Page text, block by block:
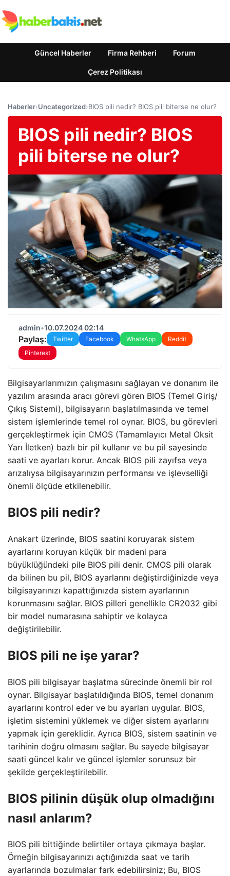
Güncel Haberler Firma Rehberi Forum
Çerez Politikası
Haberler›Uncategorized›BIOS pili nedir? BIOS pili biterse ne olur?
BIOS pili nedir? BIOS
pili biterse ne olur?
admin•10.07.2024 02:14
Paylaş: Twitter Facebook WhatsApp
Reddit
Pinterest
Bilgisayarlarımızın çalışmasını sağlayan ve donanım ile
yazılım arasında aracı görevi gören BIOS (Temel Giriş/
Çıkış Sistemi), bilgisayarın başlatılmasında ve temel
sistem işlemlerinde temel rol oynar. BIOS, bu görevleri
gerçekleştirmek için CMOS (Tamamlayıcı Metal Oksit
Yarı İletken) bazlı bir pil kullanır ve bu pil sayesinde
saati ve ayarları korur. Ancak BIOS pili zayıfsa veya
arızalıysa bilgisayarınızın performansı ve işlevselliği
önemli ölçüde etkilenebilir.
BIOS pili nedir?
Anakart üzerinde, BIOS saatini koruyarak sistem
ayarlarını koruyan küçük bir madeni para
büyüklüğündeki pile BIOS pili denir. CMOS pili olarak
da bilinen bu pil, BIOS ayarlarını değiştirdiğinizde veya
bilgisayarınızı kapattığınızda sistem ayarlarının
korunmasını sağlar. BIOS pilleri genellikle CR2032 gibi
bir model numarasına sahiptir ve kolayca
değiştirilebilir.
BIOS pili ne işe yarar?
BIOS pili bilgisayar başlatma sürecinde önemli bir rol
oynar. Bilgisayar başlatıldığında BIOS, temel donanım
ayarlarını kontrol eder ve bu ayarları uygular. BIOS,
işletim sistemini yüklemek ve diğer sistem ayarlarını
yapmak için gereklidir. Ayrıca BIOS, sistem saatinin ve
tarihinin doğru olmasını sağlar. Bu sayede bilgisayar
saati güncel kalır ve güncel işlemler sorunsuz bir
şekilde gerçekleştirilebilir.
BIOS pilinin düşük olup olmadığını
nasıl anlarım?
BIOS pili bittiğinde belirtiler ortaya çıkmaya başlar.
Örneğin bilgisayarınızı açtığınızda saat ve tarih
ayarlarında bozulmalar fark edebilirsiniz; Bu, BIOS